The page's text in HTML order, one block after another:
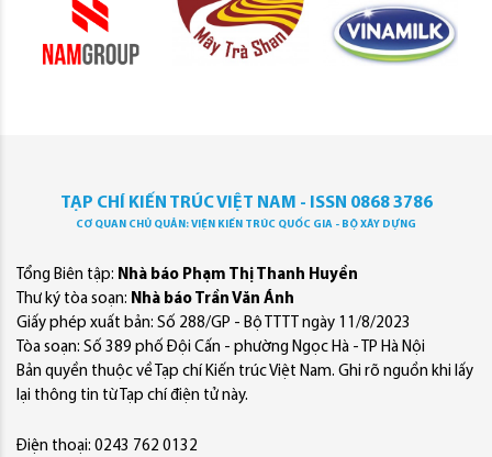
TẠP CHÍ KIẾN TRÚC VIỆT NAM - ISSN 0868 3786
CƠ QUAN CHỦ QUẢN: VIỆN KIẾN TRÚC QUỐC GIA - BỘ XÂY DỰNG
Tổng Biên tập: Nhà báo Phạm Thị Thanh Huyền
Thư ký tòa soạn: Nhà báo Trần Văn Ánh
Giấy phép xuất bản: Số 288/GP - Bộ TTTT ngày 11/8/2023
Tòa soạn: Số 389 phố Đội Cấn - phường Ngọc Hà - TP Hà Nội
Bản quyền thuộc về Tạp chí Kiến trúc Việt Nam. Ghi rõ nguồn khi lấy
lại thông tin từ Tạp chí điện tử này.
Điện thoại: 0243 762 0132